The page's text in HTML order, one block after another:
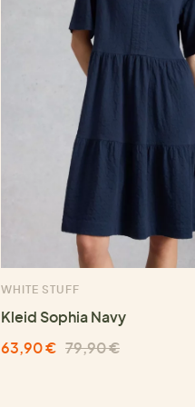
WHITE STUFF
Kleid Sophia Navy
63,90 € 79,90 €